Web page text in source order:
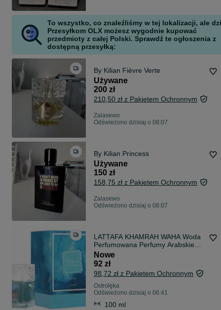
To wszystko, co znaleźliśmy w tej lokalizacji, ale
Przesyłkom OLX możesz wygodnie kupować
przedmioty z całej Polski. Sprawdź te ogłoszenia z
dostępną przesyłką:
By Kilian Fièvre Verte
Używane
200 zł
210,50 zł z Pakietem Ochronnym
Zalasewo
Odświeżono dzisiaj o 08:07
By Kilian Princess
Używane
150 zł
158,75 zł z Pakietem Ochronnym
Zalasewo
Odświeżono dzisiaj o 08:07
LATTAFA KHAMRAH WAHA Woda
Perfumowana Perfumy Arabskie
100ml FOLIA
Nowe
92 zł
98,72 zł z Pakietem Ochronnym
Ostrołęka
Odświeżono dzisiaj o 06:41
100 ml